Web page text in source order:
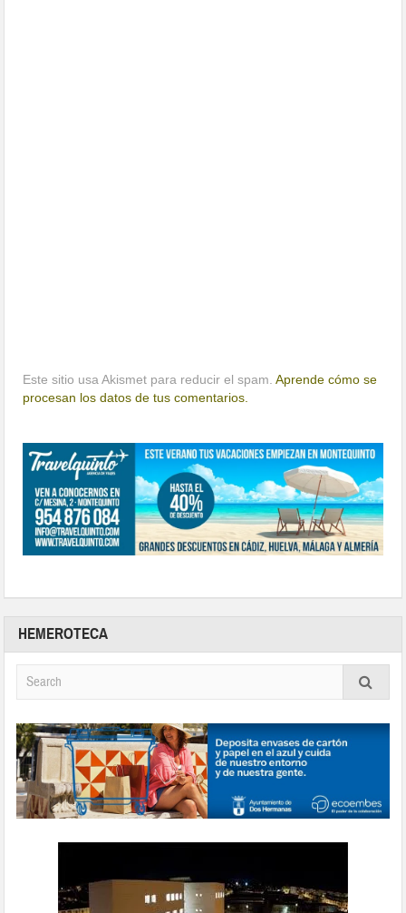
Este sitio usa Akismet para reducir el spam.Aprende cómo se
procesan los datos de tus comentarios.
HEMEROTECA